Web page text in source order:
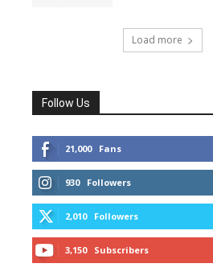
Load more
Follow Us
21,000 Fans
930 Followers
2,010 Followers
3,150 Subscribers